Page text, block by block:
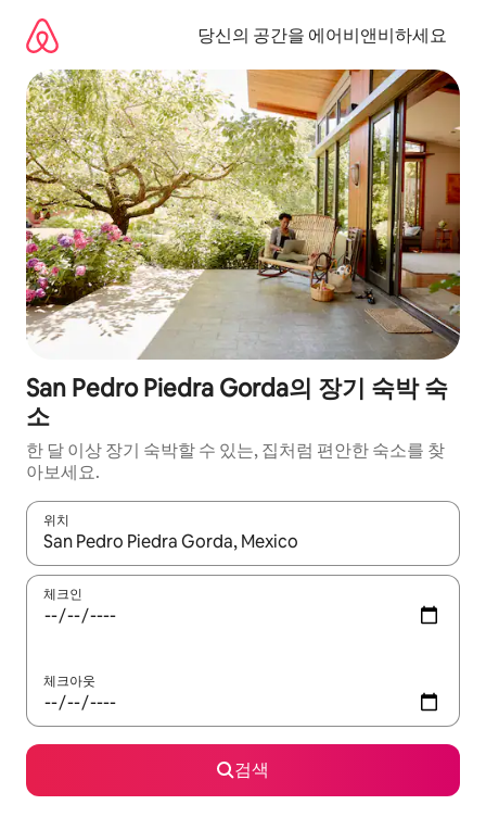
당신의 공간을 에어비앤비하세요
San Pedro Piedra Gorda의 장기 숙박 숙
소
한 달 이상 장기 숙박할 수 있는, 집처럼 편안한 숙소를 찾
아보세요.
위치
결과가 나오면 위·아래 화살표 키를 사용하거나 터치 또는 스와이
체크인
체크아웃
검색